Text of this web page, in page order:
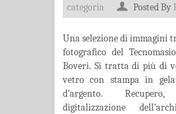
categoria
Posted By
Una selezione di immagini
fotografico del
Boveri. Si tratta di più di
vetro con stampa in
d’argento.
digitalizzazione